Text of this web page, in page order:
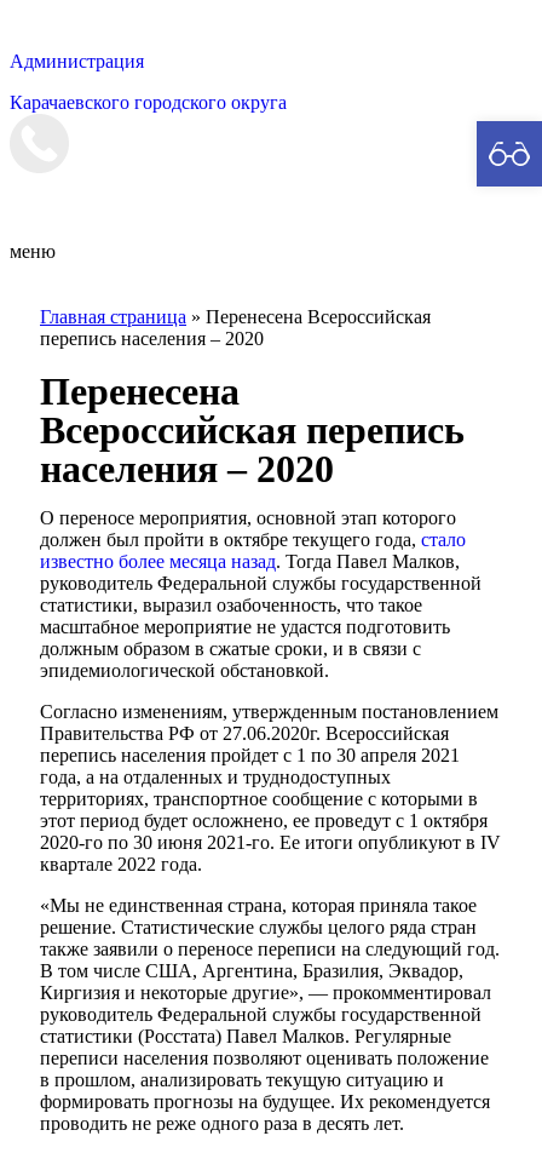
Администрация
Карачаевского городского округа
меню
Главная страница » Перенесена Всероссийская
перепись населения – 2020
Перенесена
Всероссийская перепись
населения – 2020
О переносе мероприятия, основной этап которого
должен был пройти в октябре текущего года, стало
известно более месяца назад. Тогда Павел Малков,
руководитель Федеральной службы государственной
статистики, выразил озабоченность, что такое
масштабное мероприятие не удастся подготовить
должным образом в сжатые сроки, и в связи с
эпидемиологической обстановкой.
Согласно изменениям, утвержденным постановлением
Правительства РФ от 27.06.2020г. Всероссийская
перепись населения пройдет с 1 по 30 апреля 2021
года, а на отдаленных и труднодоступных
территориях, транспортное сообщение с которыми в
этот период будет осложнено, ее проведут с 1 октября
2020-го по 30 июня 2021-го. Ее итоги опубликуют в IV
квартале 2022 года.
«Мы не единственная страна, которая приняла такое
решение. Статистические службы целого ряда стран
также заявили о переносе переписи на следующий год.
В том числе США, Аргентина, Бразилия, Эквадор,
Киргизия и некоторые другие», — прокомментировал
руководитель Федеральной службы государственной
статистики (Росстата) Павел Малков. Регулярные
переписи населения позволяют оценивать положение
в прошлом, анализировать текущую ситуацию и
формировать прогнозы на будущее. Их рекомендуется
проводить не реже одного раза в десять лет.